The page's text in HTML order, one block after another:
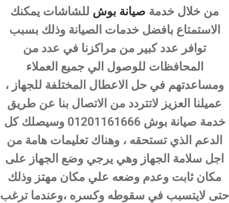
من خلال خدمة صيانة بوش للشاشات يمكنك
الاستمتاع بافضل خدمات الصيانة وذلك بسبب
توافر عدد كبير من مراكزنا في عدد من
المحافظات للوصول الي جميع العملاء
ومساعدتهم في حل الاعطال المختلفة للجهاز ،
عميلنا العزيز لاتتردد من الاتصال بنا عن طريق
خدمة صيانة بوش 01201161666 وسيصلك كل
الدعم الذي تستحقه ، وهناك تعليمات هامة من
اجل سلامة الجهاز وهي يرجي وضع الجهاز على
مكان ثابت وعدم وضعه علي مكان مهتز وذلك
حتى لايتسبب في سقوطه وكسره ،وعندما ترغب